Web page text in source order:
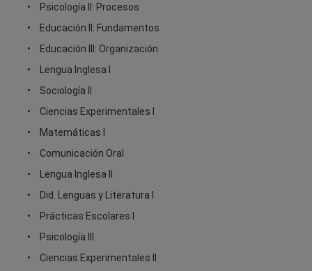
Psicología II: Procesos
Educación II: Fundamentos
Educación III: Organización
Lengua Inglesa I
Sociología II
Ciencias Experimentales I
Matemáticas I
Comunicación Oral
Lengua Inglesa II
Did. Lenguas y Literatura I
Prácticas Escolares I
Psicología III
Ciencias Experimentales II